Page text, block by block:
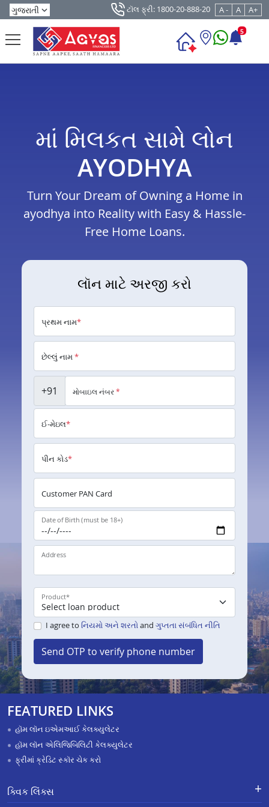
ટૉલ ફ્રી: 1800-20-888-20 A - A A+
5
માં મિલકત સામે લોન
AYODHYA
Turn Your Dream of Owning a Home in
ayodhya into Reality with Easy & Hassle-
Free Home Loans.
લૉન માટે અરજી કરો
પ્રથમ નામ*
છેલ્લું નામ*
+91 મોબાઇલ નંબર*
ઈ-મેઇલ*
પીન કોડ*
Customer PAN Card
Date of Birth (must be 18+)
Address
Product*
I agree to નિયમો અને શરતોand ગુપ્તતા સંબંધિત નીતિ
Send OTP to verify phone number
FEATURED LINKS
હૉમ લૉન ઇએમઆઈ કેલક્યુલેટર
હૉમ લૉન એલિજિબિલિટી કેલક્યુલેટર
ફ્રીમાં ક્રેડિટ સ્કૉર ચેક કરો
ક્વિક લિંક્સ